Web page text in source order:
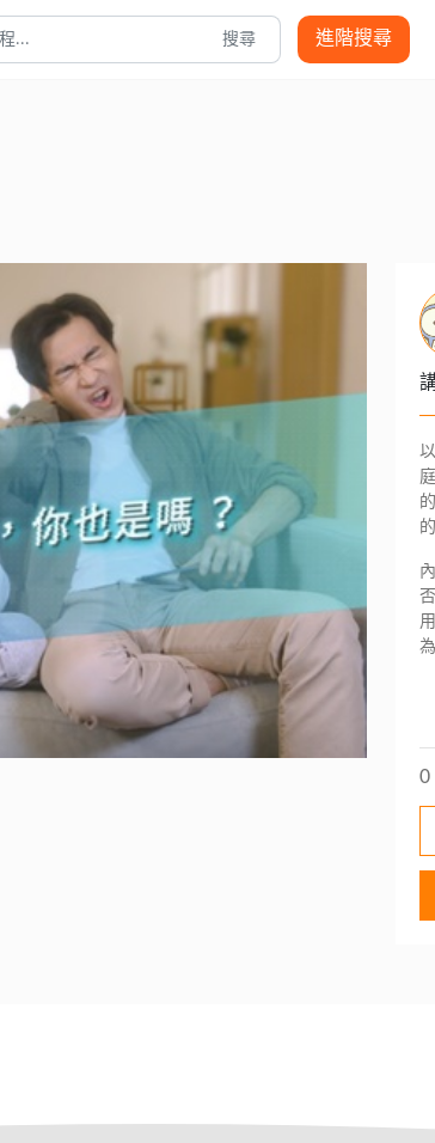
搜尋 進階搜尋
0